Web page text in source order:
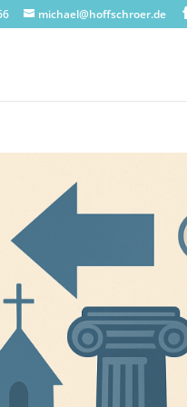
michael@hoffschroer.de